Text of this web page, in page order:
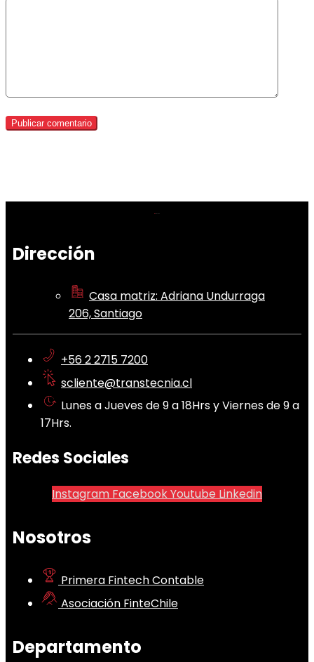
Dirección
Casa matriz: Adriana Undurraga
206, Santiago
+56 2 2715 7200
scliente@transtecnia.cl
Lunes a Jueves de 9 a 18Hrs y Viernes de 9 a
17Hrs.
Redes Sociales
Instagram FacebookYoutube Linkedin
Nosotros
Primera Fintech Contable
Asociación FinteChile
Departamento